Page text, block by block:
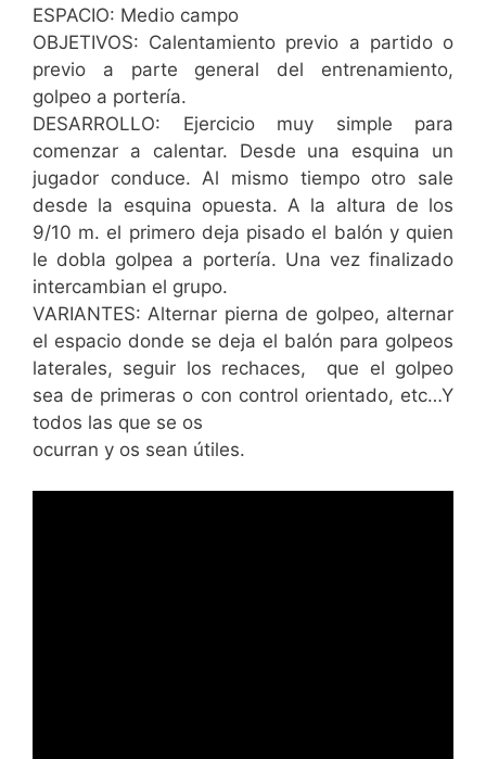
ESPACIO: Medio campo
OBJETIVOS: Calentamiento previo a partido o
previo a parte general del entrenamiento,
golpeo a portería.
DESARROLLO: Ejercicio muy simple para
comenzar a calentar. Desde una esquina un
jugador conduce. Al mismo tiempo otro sale
desde la esquina opuesta. A la altura de los
9/10 m. el primero deja pisado el balón y quien
le dobla golpea a portería. Una vez finalizado
intercambian el grupo.
VARIANTES: Alternar pierna de golpeo, alternar
el espacio donde se deja el balón para golpeos
laterales, seguir los rechaces, que el golpeo
sea de primeras o con control orientado, etc…Y
todos las que se os
ocurran y os sean útiles.